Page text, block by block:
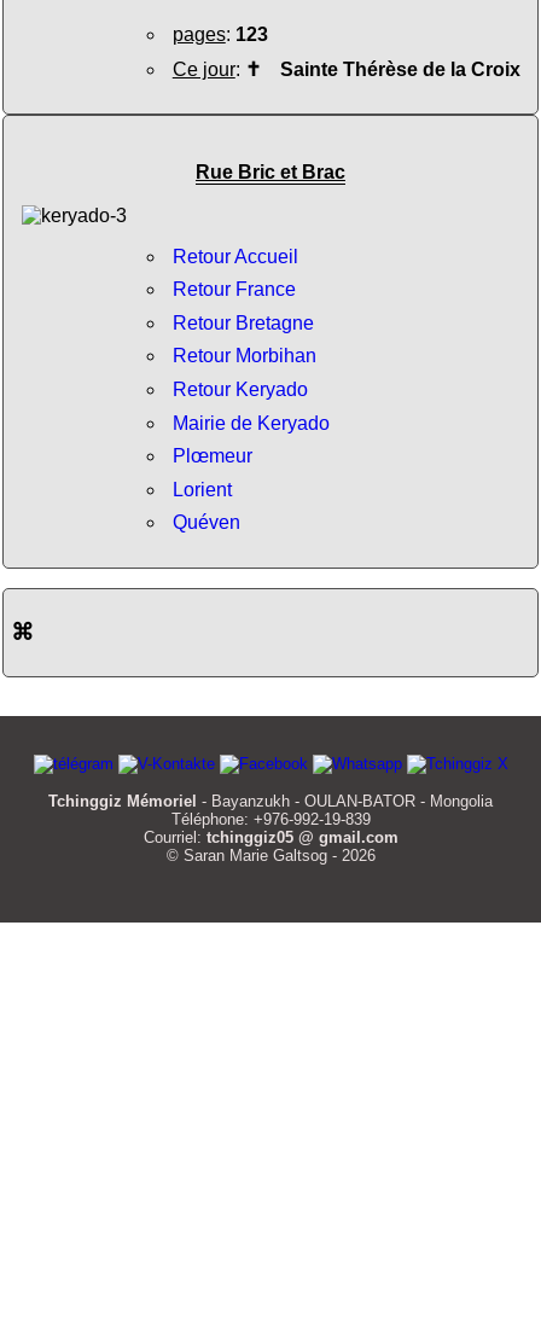
pages: 123
Ce jour: ✝ Sainte Thérèse de la Croix
Rue Bric et Brac
Retour Accueil
Retour France
Retour Bretagne
Retour Morbihan
Retour Keryado
Mairie de Keryado
Plœmeur
Lorient
Quéven
⌘
Tchinggiz Mémoriel - Bayanzukh - OULAN-BATOR - Mongolia
Téléphone: +976-992-19-839
Courriel: tchinggiz05 @ gmail.com
© Saran Marie Galtsog - 2026